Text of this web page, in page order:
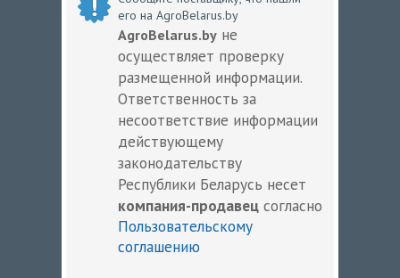
его на AgroBelarus.by
AgroBelarus.by не
осуществляет проверку
размещенной информации.
Ответственность за
несоответствие информации
действующему
законодательству
Республики Беларусь несет
компания-продавец согласно
Пользовательскому
соглашению